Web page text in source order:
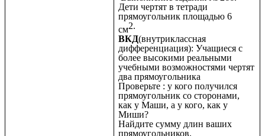
Дети чертят в тетради
прямоугольник площадью 6
см2.
ВКД(внутриклассная
дифференциация): Учащиеся с
более высокими реальными
учебными возможностями чертят
два прямоугольника
Проверьте : у кого получился
прямоугольник со сторонами,
как у Маши, а у кого, как у
Миши?
Найдите сумму длин ваших
прямоугольников.